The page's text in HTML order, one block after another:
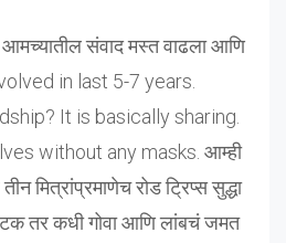
संवाद मस्त वाढला आणि
in last 5-7 years.
It is basically sharing.
without any masks. आम्ही
मित्रांप्रमाणेच रोड ट्रिप्स सुद्धा
तर कधी गोवा आणि लांबचं जमत